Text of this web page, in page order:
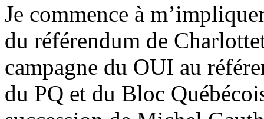
Je commence à
du référendum de
campagne du OUI au
du PQ et du Bloc